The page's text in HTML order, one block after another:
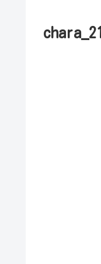
chara_21